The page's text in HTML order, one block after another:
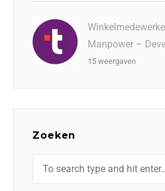
Manpower –
15 weergaven
Zoeken